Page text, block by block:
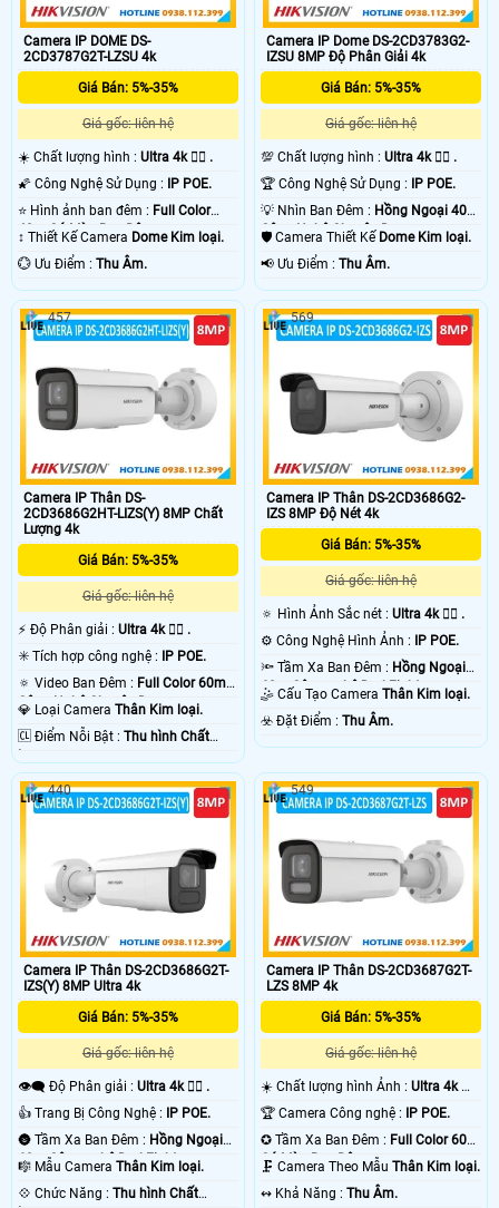
Camera IP DOME DS-
2CD3787G2T-LZSU 4k
Giá Bán: 5%-35%
Giá gốc: liên hệ
☀️ Chất lượng hình : Ultra 4k 👍🏾 .
🌠 Công Nghệ Sử Dụng : IP POE.
⭐ Hình ảnh ban đêm : Full Color
40m Có Màu Ban Ðêm.
↕️ Thiết Kế Camera Dome Kim loại.
️💮 Ưu Điểm : Thu Âm.
Camera IP Dome DS-2CD3783G2-
IZSU 8MP Độ Phân Giải 4k
Giá Bán: 5%-35%
Giá gốc: liên hệ
💯 Chất lượng hình :Ultra 4k 👍🏾 .
🏆 Công Nghệ Sử Dụng : IP POE.
💡 Nhìn Ban Đêm : Hồng Ngoại 40m
Công Nghệ Chuyên Dụng.
🛡 Camera Thiết Kế Dome Kim loại.
️📢 Ưu Điểm :Thu Âm.
Camera IP Thân DS-
2CD3686G2HT-LIZS(Y) 8MP Chất
Lượng 4k
Giá Bán: 5%-35%
Giá gốc: liên hệ
️⚡ Độ Phân giải : Ultra 4k 👍🏾 .
✳️ Tích hợp công nghệ :
IP POE.
🔅 Video Ban Đêm : Full Color 60m
Công Nghệ Chuyên Dụng.
💎 Loại Camera Thân Kim loại.
️🆑 Điểm Nỗi Bật : Thu hình Chất
457
Camera IP Thân DS-2CD3686G2-
IZS 8MP Độ Nét 4k
Giá Bán: 5%-35%
Giá gốc: liên hệ
🔅 Hình Ảnh Sắc nét :Ultra 4k 👍🏾 .
⚙ Công Nghệ Hình Ảnh :
IP POE.
🔦 Tầm Xa Ban Đêm : Hồng Ngoại
60m Công nghệ DarkFighter.
🤹 Cấu Tạo CameraThân Kim loại.
️☣️ Đặt Điểm :Thu Âm.
569
Camera IP Thân DS-2CD3686G2T-
IZS(Y) 8MP Ultra 4k
Giá Bán: 5%-35%
Giá gốc: liên hệ
👁️‍🗨 Độ Phân giải : Ultra 4k 👍🏾 .
👍 Trang Bị Công Nghệ :
IP POE.
🌚 Tầm Xa Ban Đêm : Hồng Ngoại
60m Công nghệ DarkFighter.
🎼️ Mẫu Camera Thân Kim loại.
️💠 Chức Năng : Thu hình Chất
440
Camera IP Thân DS-2CD3687G2T-
LZS 8MP 4k
Giá Bán: 5%-35%
Giá gốc: liên hệ
☀️ Chất lượng hình Ảnh :Ultra 4k 👍🏾
.
🏆 Camera Công nghệ :
IP POE.
✪ Tầm Xa Ban Đêm : Full Color 60m
Có Màu Ban Ðêm.
🗜️ Camera Theo MẫuThân Kim loại.
️↭ Khả Năng :Thu Âm.
549